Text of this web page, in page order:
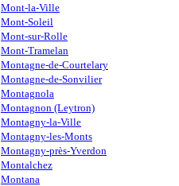
Mont-la-Ville
Mont-Soleil
Mont-sur-Rolle
Mont-Tramelan
Montagne-de-Courtelary
Montagne-de-Sonvilier
Montagnola
Montagnon (Leytron)
Montagny-la-Ville
Montagny-les-Monts
Montagny-près-Yverdon
Montalchez
Montana